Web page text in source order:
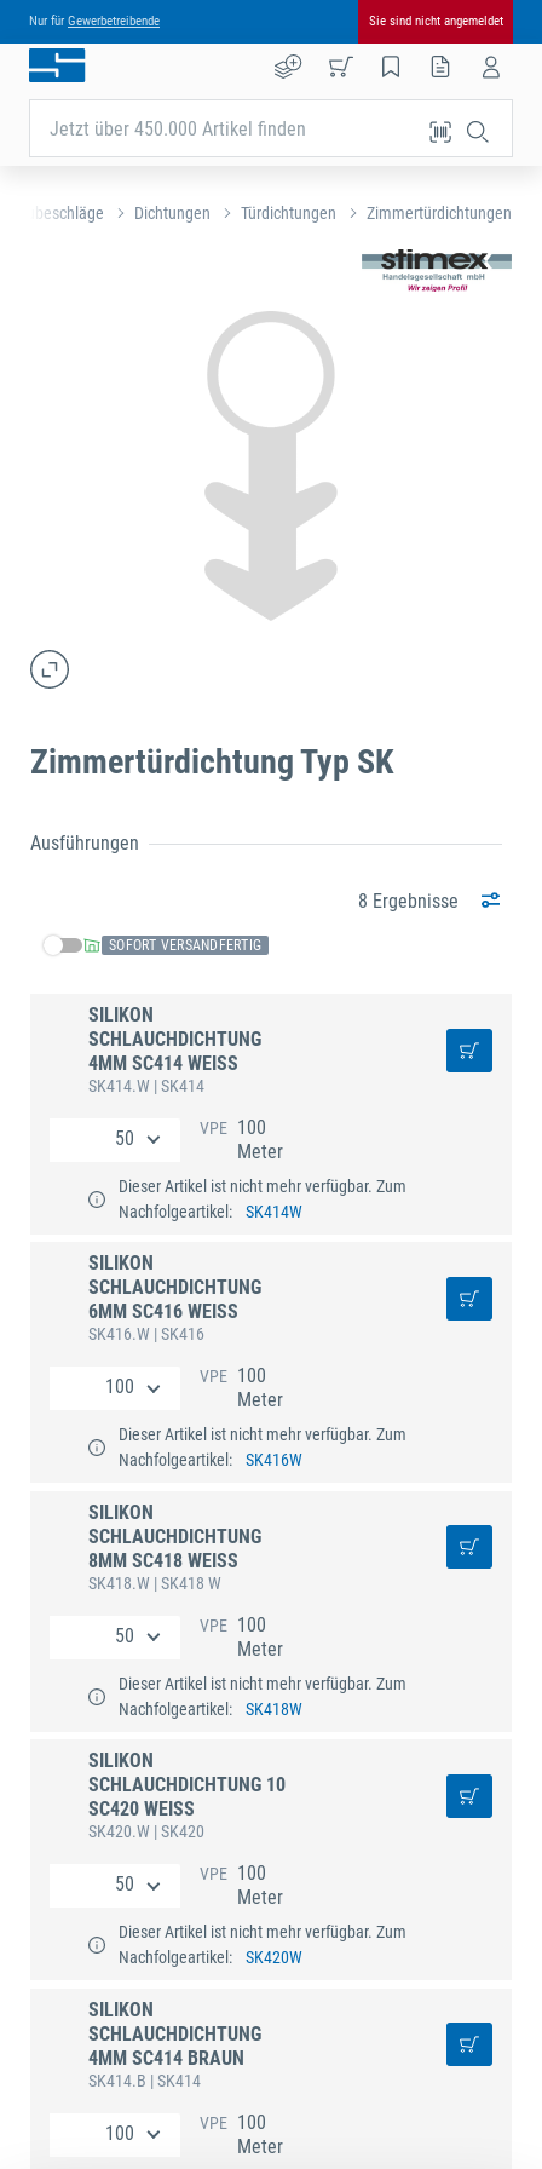
Nur für Gewerbetreibende Sie sind nicht angemeldet
Jetzt über 450.000 Artikel finden
Baubeschläge Dichtungen Türdichtungen Zimmertürdichtungen
Zimmertürdichtung Typ SK
Ausführungen
8 Ergebnisse
SOFORT VERSANDFERTIG
SILIKON
SCHLAUCHDICHTUNG
4MM SC414 WEISS
SK414.W | SK414
VPE 100
Meter
Dieser Artikel ist nicht mehr verfügbar. Zum
Nachfolgeartikel:
SK414W
SILIKON
SCHLAUCHDICHTUNG
6MM SC416 WEISS
SK416.W | SK416
VPE 100
Meter
Dieser Artikel ist nicht mehr verfügbar. Zum
Nachfolgeartikel:
SK416W
SILIKON
SCHLAUCHDICHTUNG
8MM SC418 WEISS
SK418.W | SK418 W
VPE 100
Meter
Dieser Artikel ist nicht mehr verfügbar. Zum
Nachfolgeartikel:
SK418W
SILIKON
SCHLAUCHDICHTUNG 10
SC420 WEISS
SK420.W | SK420
VPE 100
Meter
Dieser Artikel ist nicht mehr verfügbar. Zum
Nachfolgeartikel:
SK420W
SILIKON
SCHLAUCHDICHTUNG
4MM SC414 BRAUN
SK414.B | SK414
VPE 100
Meter